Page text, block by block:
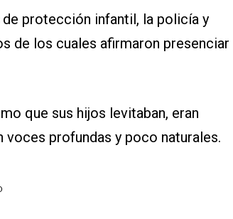
protección infantil, la policía y
de los cuales afirmaron presenciar
que sus hijos levitaban, eran
voces profundas y poco naturales.